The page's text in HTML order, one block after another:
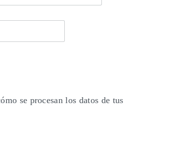
se procesan los datos de tus